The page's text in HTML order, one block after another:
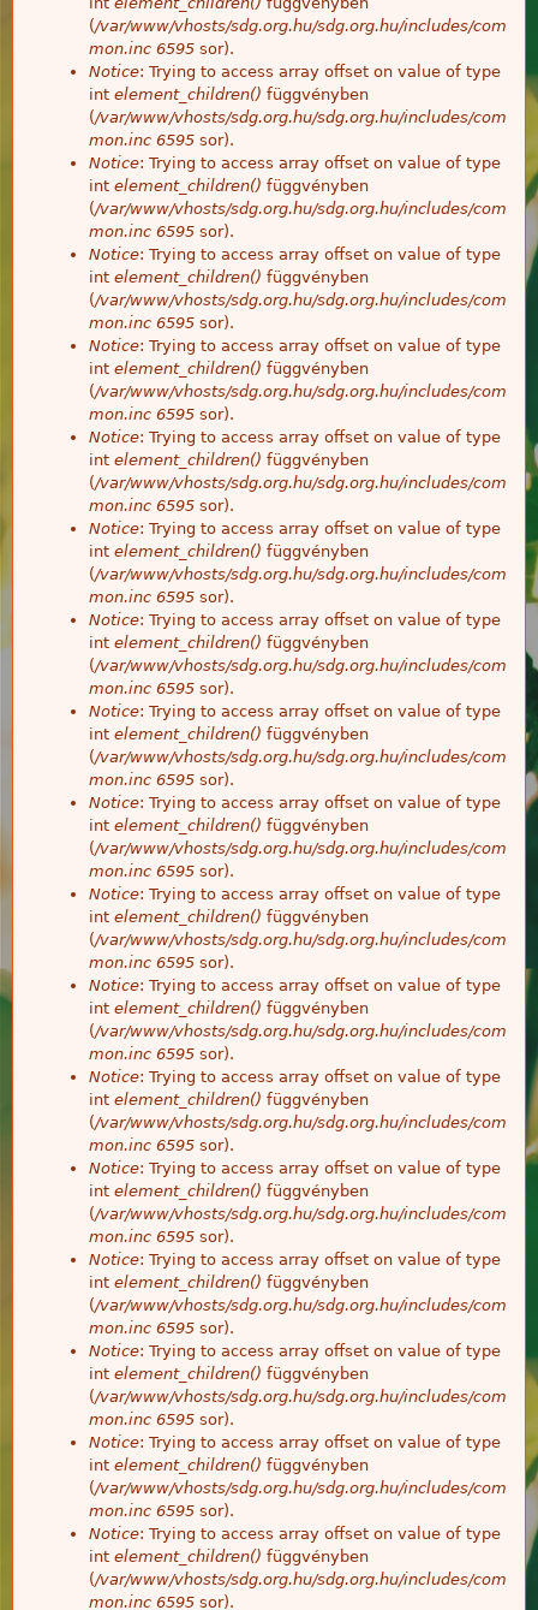
(/var/www/vhosts/sdg.org.hu/sdg.org.hu/includes/com
mon.inc 6595 sor).
Notice: Trying to access array offset on value of type
int element_children() függvényben
(/var/www/vhosts/sdg.org.hu/sdg.org.hu/includes/com
mon.inc 6595 sor).
Notice: Trying to access array offset on value of type
int element_children() függvényben
(/var/www/vhosts/sdg.org.hu/sdg.org.hu/includes/com
mon.inc 6595 sor).
Notice: Trying to access array offset on value of type
int element_children() függvényben
(/var/www/vhosts/sdg.org.hu/sdg.org.hu/includes/com
mon.inc 6595 sor).
Notice: Trying to access array offset on value of type
int element_children() függvényben
(/var/www/vhosts/sdg.org.hu/sdg.org.hu/includes/com
mon.inc 6595 sor).
Notice: Trying to access array offset on value of type
int element_children() függvényben
(/var/www/vhosts/sdg.org.hu/sdg.org.hu/includes/com
mon.inc 6595 sor).
Notice: Trying to access array offset on value of type
int element_children() függvényben
(/var/www/vhosts/sdg.org.hu/sdg.org.hu/includes/com
mon.inc 6595 sor).
Notice: Trying to access array offset on value of type
int element_children() függvényben
(/var/www/vhosts/sdg.org.hu/sdg.org.hu/includes/com
mon.inc 6595 sor).
Notice: Trying to access array offset on value of type
int element_children() függvényben
(/var/www/vhosts/sdg.org.hu/sdg.org.hu/includes/com
mon.inc 6595 sor).
Notice: Trying to access array offset on value of type
int element_children() függvényben
(/var/www/vhosts/sdg.org.hu/sdg.org.hu/includes/com
mon.inc 6595 sor).
Notice: Trying to access array offset on value of type
int element_children() függvényben
(/var/www/vhosts/sdg.org.hu/sdg.org.hu/includes/com
mon.inc 6595 sor).
Notice: Trying to access array offset on value of type
int element_children() függvényben
(/var/www/vhosts/sdg.org.hu/sdg.org.hu/includes/com
mon.inc 6595 sor).
Notice: Trying to access array offset on value of type
int element_children() függvényben
(/var/www/vhosts/sdg.org.hu/sdg.org.hu/includes/com
mon.inc 6595 sor).
Notice: Trying to access array offset on value of type
int element_children() függvényben
(/var/www/vhosts/sdg.org.hu/sdg.org.hu/includes/com
mon.inc 6595 sor).
Notice: Trying to access array offset on value of type
int element_children() függvényben
(/var/www/vhosts/sdg.org.hu/sdg.org.hu/includes/com
mon.inc 6595 sor).
Notice: Trying to access array offset on value of type
int element_children() függvényben
(/var/www/vhosts/sdg.org.hu/sdg.org.hu/includes/com
mon.inc 6595 sor).
Notice: Trying to access array offset on value of type
int element_children() függvényben
(/var/www/vhosts/sdg.org.hu/sdg.org.hu/includes/com
mon.inc 6595 sor).
Notice: Trying to access array offset on value of type
int element_children() függvényben
(/var/www/vhosts/sdg.org.hu/sdg.org.hu/includes/com
mon.inc 6595 sor).